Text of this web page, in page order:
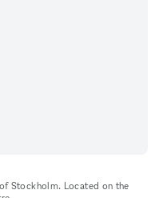
Stockholm. Located on the